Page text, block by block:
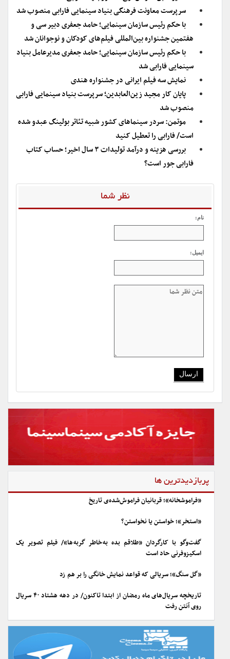
سرپرست معاونت فرهنگی بنیاد سینمایی فارابی منصوب شد
با حکم رئیس سازمان سینمایی؛ حامد جعفری دبیر سی و
هفتمین جشنواره بین‌المللی فیلم‌های کودکان و نوجوانان شد
با حکم رئیس سازمان سینمایی؛ حامد جعفری مدیرعامل بنیاد
سینمایی فارابی شد
نمایش سه فیلم ایرانی در جشنواره هندی
پایان کار مجید زین‌العابدین؛ سرپرست بنیاد سینمایی فارابی
منصوب شد
موتمن: سردر سینماهای کشور شبیه تئاتر بولینگ عبدو شده
است/ فارابی را تعطیل کنید
بررسی هزینه و درآمد تولیدات ۳ سال اخیر؛ حساب کتاب
فارابی جور است؟
نظر شما
نام:
ایمیل:
پربازدیدترین ها
«فراموشخانه»؛ قربانیان فراموش‌شده‌ی تاریخ
«استخر»؛ خواستن یا نخواستن؟
گفت‌وگو با کارگردان «طلاقم بده به خاطر گربه ها»/ فیلم تصویر یک
اسکیزوفرنی حاد است
«گل سنگ»؛ سریالی که قواعد نمایش خانگی را بر هم زد
تاریخچه سریال‌های ماه رمضان از ابتدا تاکنون/ در دهه هشتاد ۴۰ سریال
روی آنتن رفت